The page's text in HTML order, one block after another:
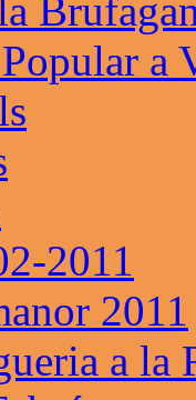
a
2011
2011
a la